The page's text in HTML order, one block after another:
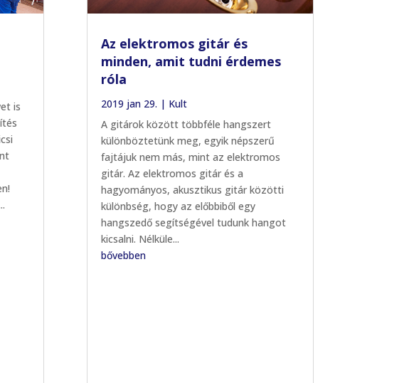
is
Az elektromos gitár és
minden, amit tudni érdemes
róla
2019 jan 29. | Kult
A gitárok között többféle hangszert
különböztetünk meg, egyik népszerű
fajtájuk nem más, mint az elektromos
gitár. Az elektromos gitár és a
hagyományos, akusztikus gitár közötti
különbség, hogy az előbbiből egy
hangszedő segítségével tudunk hangot
kicsalni. Nélküle...
bővebben